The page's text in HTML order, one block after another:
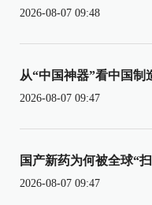
2026-08-07 09:48
从“中国神器”看中国制
2026-08-07 09:47
国产新药为何被全球“
2026-08-07 09:47